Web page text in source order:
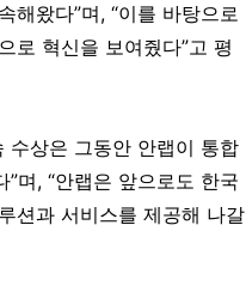
해왔다”며, “이를 바탕으로
로 혁신을 보여줬다”고 평
수상은 그동안 안랩이 통합
며, “안랩은 앞으로도 한국
션과 서비스를 제공해 나갈